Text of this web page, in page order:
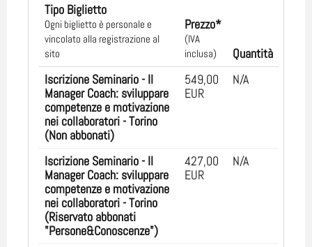
Tipo Biglietto
Ogni biglietto è personale e
vincolato alla registrazione al
sito
Prezzo*
(IVA
inclusa)
Quantità
Iscrizione Seminario - Il
Manager Coach: sviluppare
competenze e motivazione
nei collaboratori - Torino
(Non abbonati)
549,00
EUR
N/A
Iscrizione Seminario - Il
Manager Coach: sviluppare
competenze e motivazione
nei collaboratori - Torino
(Riservato abbonati
"Persone&Conoscenze")
427,00
EUR
N/A